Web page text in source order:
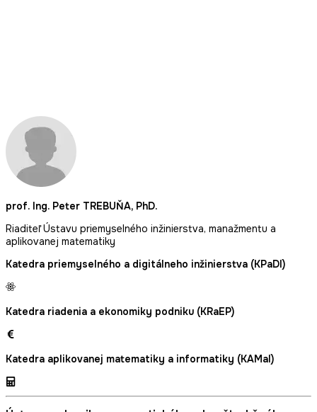
prof. Ing. Peter TREBUŇA, PhD.
Riaditeľ Ústavu priemyselného inžinierstva, manažmentu a
aplikovanej matematiky
Katedra priemyselného a digitálneho inžinierstva (KPaDI)
Katedra riadenia a ekonomiky podniku (KRaEP)
Katedra aplikovanej matematiky a informatiky (KAMaI)